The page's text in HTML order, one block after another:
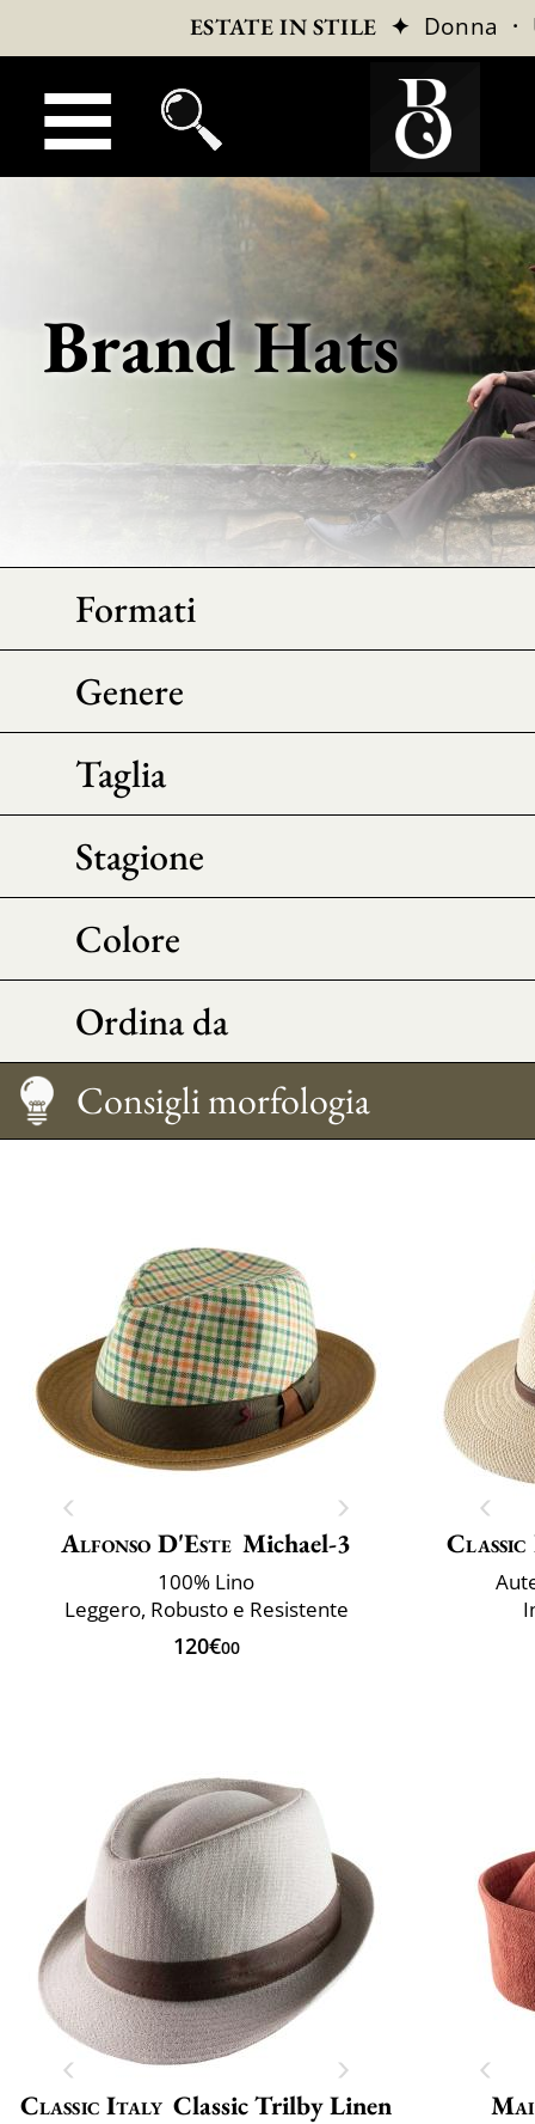
ESTATE IN STILE ✦ Donna ·
Brand Hats
Formati
Genere
Taglia
Stagione
Colore
Ordina da
Taglia
Cura
Consigli morfologia
Alfonso D'Este Michael-3
100% Lino
Leggero, Robusto e Resistente
120€00
Classic Italy Classic Trilby Linen